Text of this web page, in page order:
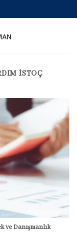
ISTOÇ
ve Danışmanlık